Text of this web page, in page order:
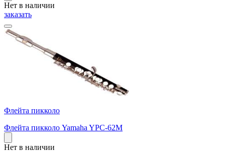
Нет в наличии
заказать
Флейта пикколо
Флейта пикколо Yamaha YPC-62M
Нет в наличии